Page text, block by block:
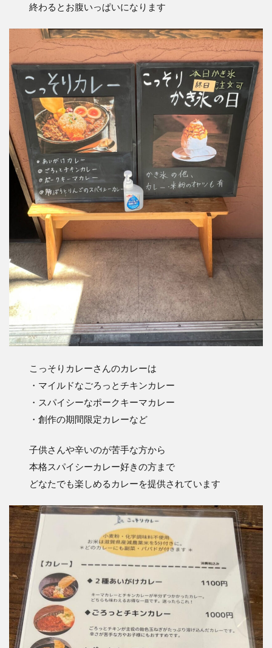
終わるとお腹いっぱいになります
こっそりカレーさんのカレーは
・マイルドなごろっとチキンカレー
・スパイシーなポークキーマカレー
・創作の期間限定カレーなど
子供さんや辛いのが苦手な方から
本格スパイシーカレー好きの方まで
どなたでも楽しめるカレーを提供されています